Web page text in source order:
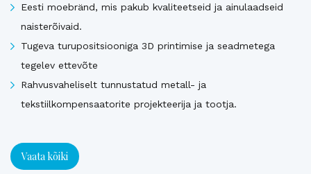
Eesti moebränd, mis pakub kvaliteetseid ja ainulaadseid
naisterõivaid.
Tugeva turupositsiooniga 3D printimise ja seadmetega
tegelev ettevõte
Rahvusvaheliselt tunnustatud metall- ja
tekstiilkompensaatorite projekteerija ja tootja.
Vaata kõiki